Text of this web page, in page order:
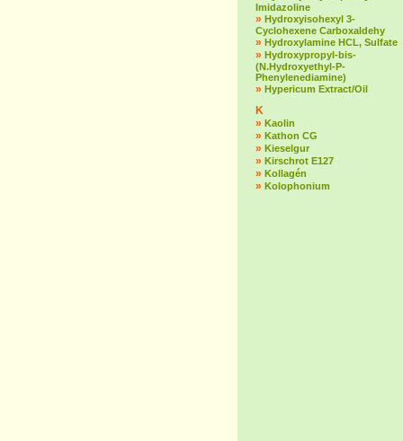
Imidazoline
» Hydroxyisohexyl 3-
Cyclohexene Carboxaldehy
» Hydroxylamine HCL, Sulfate
» Hydroxypropyl-bis-
(N.Hydroxyethyl-P-
Phenylenediamine)
» Hypericum Extract/Oil
K
» Kaolin
» Kathon CG
» Kieselgur
» Kirschrot E127
» Kollagén
» Kolophonium